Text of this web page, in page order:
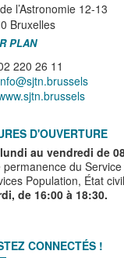
l’Astronomie 12-13
Bruxelles
PLAN
220 26 11
D'OUVERTURE
au vendredi de
permanence du
Population, État
de 16:00 à 18:30.
CONNECTÉS !